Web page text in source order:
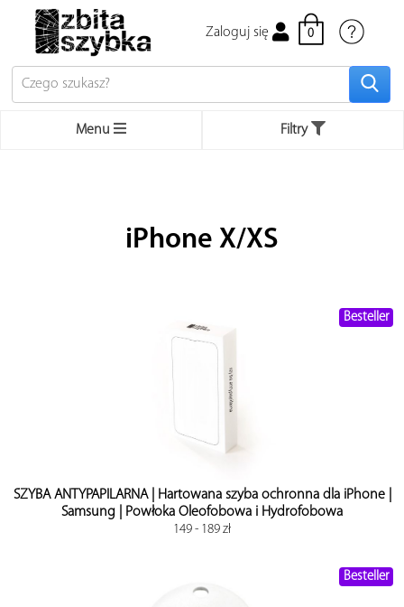
Zaloguj się 0
Menu Filtry
MagSafe
iPhone X/XS
Besteller
SZYBA ANTYPAPILARNA | Hartowana szyba ochronna dla iPhone |
Samsung | Powłoka Oleofobowa i Hydrofobowa
149 - 189 zł
Besteller